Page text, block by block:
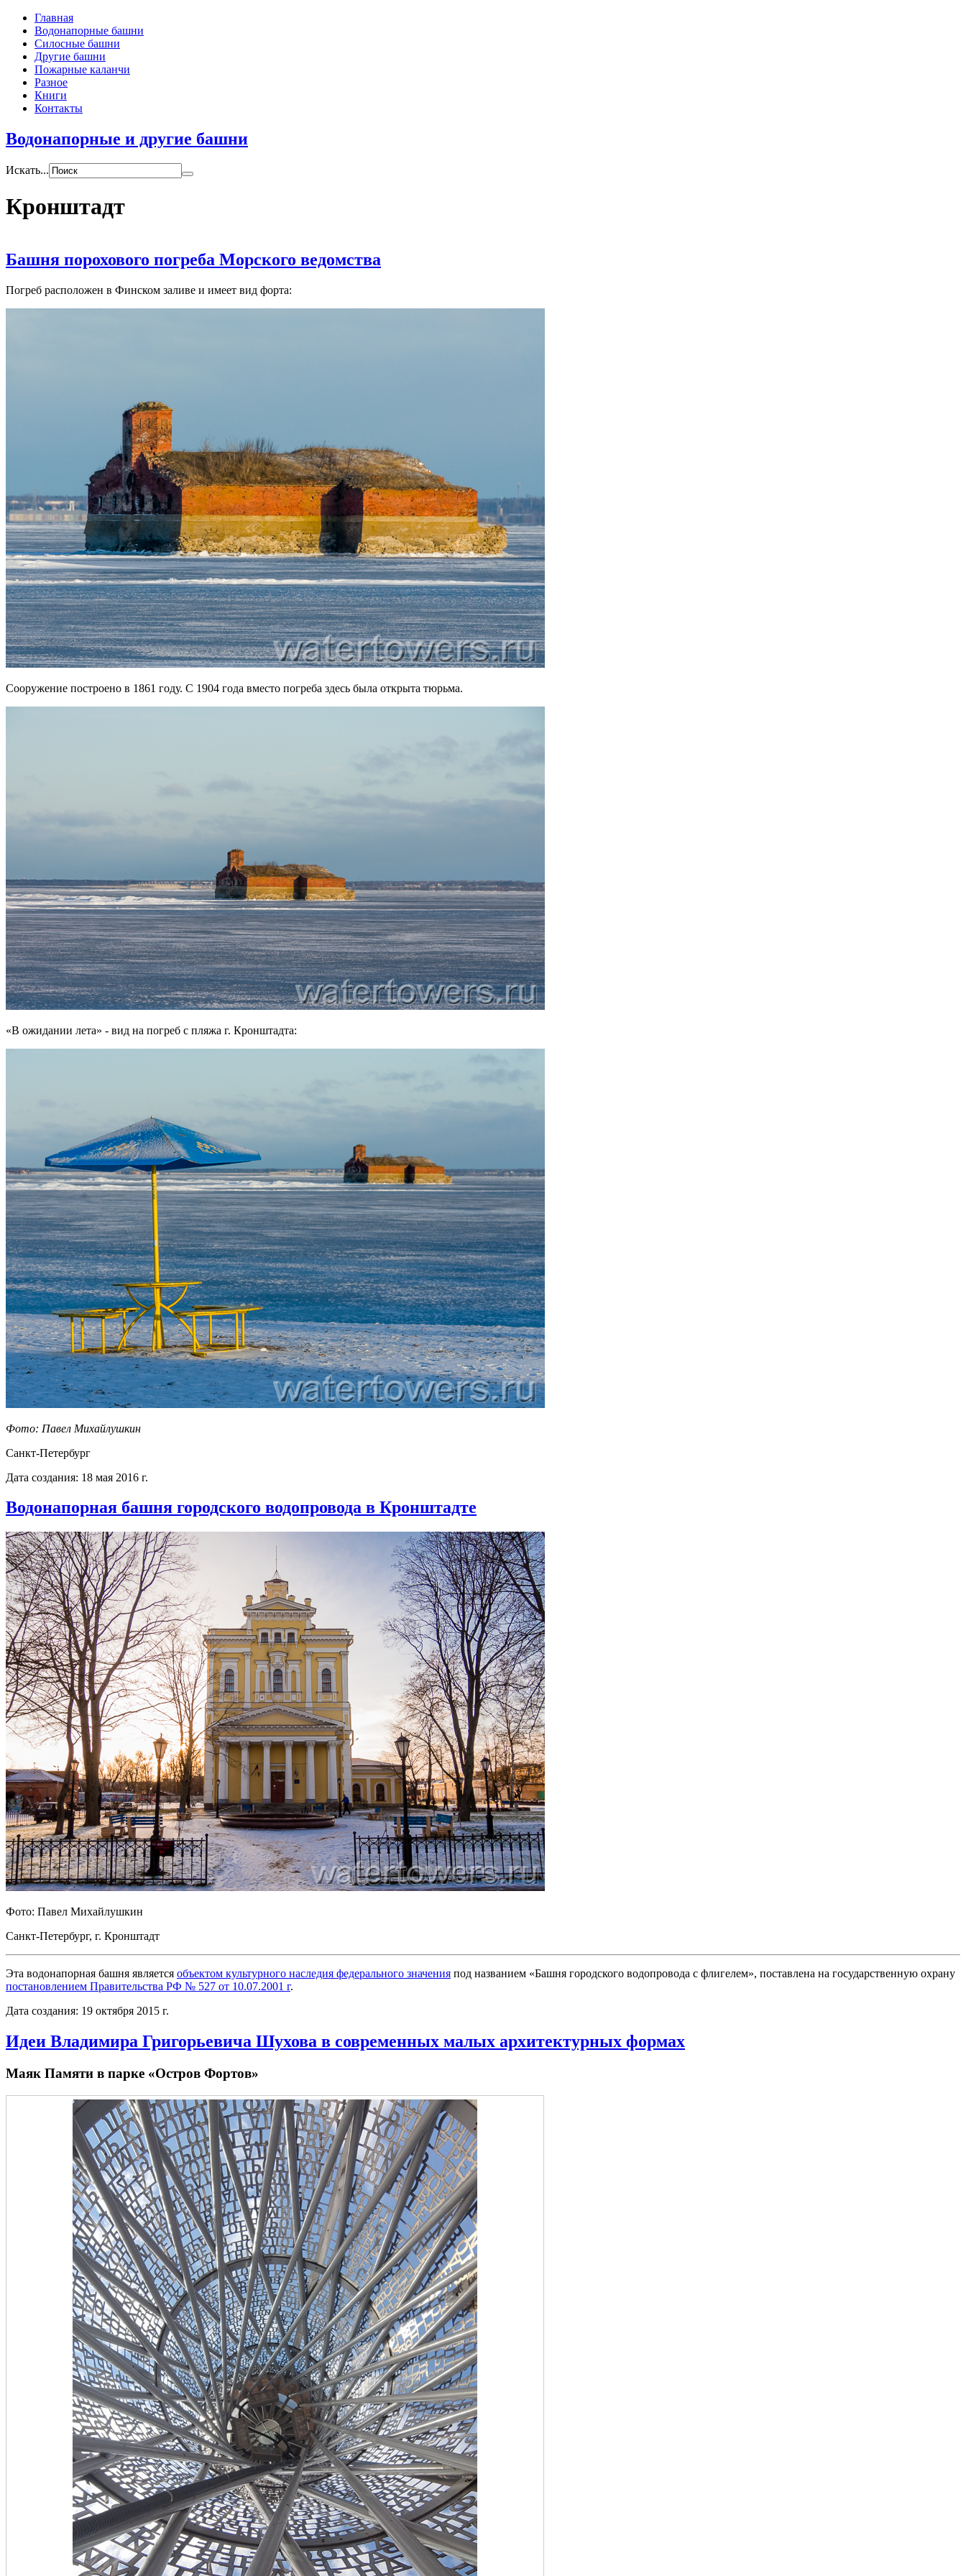
Главная
Водонапорные башни
Силосные башни
Другие башни
Пожарные каланчи
Разное
Книги
Контакты
Водонапорные и другие башни
Искать...
Кронштадт
Башня порохового погреба Морского ведомства
Погреб расположен в Финском заливе и имеет вид форта:
Сооружение построено в 1861 году. С 1904 года вместо погреба здесь была открыта тюрьма.
«В ожидании лета» - вид на погреб с пляжа г. Кронштадта:
Фото: Павел Михайлушкин
Санкт-Петербург
Дата создания: 18 мая 2016 г.
Водонапорная башня городского водопровода в Кронштадте
Фото: Павел Михайлушкин
Санкт-Петербург, г. Кронштадт
Эта водонапорная башня является объектом культурного наследия федерального значения под названием «Башня городского водопровода с флигелем», поставлена на государственную охрану
постановлением Правительства РФ № 527 от 10.07.2001 г.
Дата создания: 19 октября 2015 г.
Идеи Владимира Григорьевича Шухова в современных малых архитектурных формах
Маяк Памяти в парке «Остров Фортов»